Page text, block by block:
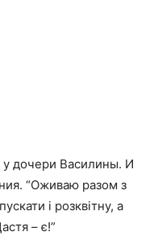
у дочери Василины. И
“Оживаю разом з
і розквітну, а
– є!”